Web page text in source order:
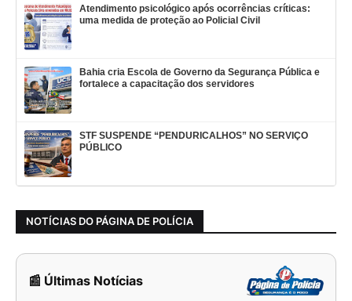
Atendimento psicológico após ocorrências críticas:
uma medida de proteção ao Policial Civil
Bahia cria Escola de Governo da Segurança Pública e
fortalece a capacitação dos servidores
STF SUSPENDE “PENDURICALHOS” NO SERVIÇO
PÚBLICO
NOTÍCIAS DO PÁGINA DE POLÍCIA
📰 Últimas Notícias